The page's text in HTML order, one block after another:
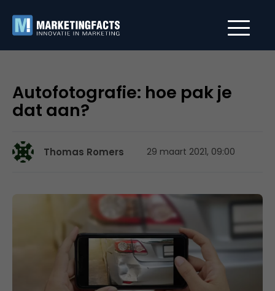
Autofotografie: hoe pak je
dat aan?
Thomas Romers 29 maart 2021, 09:00